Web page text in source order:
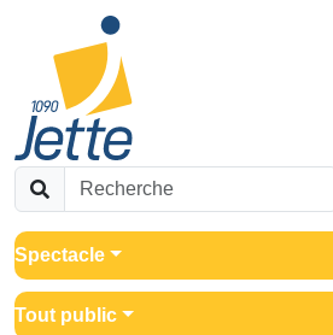
Spectacle
Tout public